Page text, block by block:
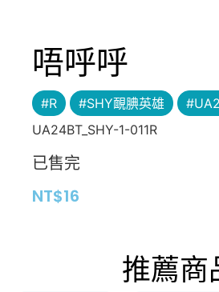
唔呼呼
#R #SHY靦腆英雄
UA24BT_SHY-1-011R
已售完
NT$16
推薦商